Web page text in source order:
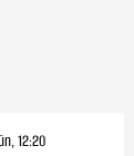
12:20